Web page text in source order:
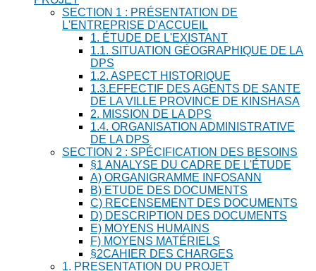
SECTION 1 : PRÉSENTATION DE
L'ENTREPRISE D'ACCUEIL
1. ÉTUDE DE L'EXISTANT
1.1. SITUATION GÉOGRAPHIQUE DE LA
DPS
1.2. ASPECT HISTORIQUE
1.3.EFFECTIF DES AGENTS DE SANTE
DE LA VILLE PROVINCE DE KINSHASA
2. MISSION DE LA DPS
1.4. ORGANISATION ADMINISTRATIVE
DE LA DPS
SECTION 2 : SPÉCIFICATION DES BESOINS
§1 ANALYSE DU CADRE DE L'ÉTUDE
A) ORGANIGRAMME INFOSANN
B) ETUDE DES DOCUMENTS
C) RECENSEMENT DES DOCUMENTS
D) DESCRIPTION DES DOCUMENTS
E) MOYENS HUMAINS
F) MOYENS MATÉRIELS
§2CAHIER DES CHARGES
1. PRESENTATION DU PROJET